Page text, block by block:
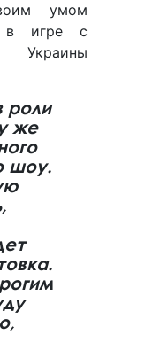
умом
в игре с
Украины
роли
же
шоу.